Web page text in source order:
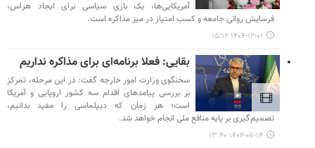
آمریکایی‌ها، یک بازی سیاسی برای ایجاد هراس،
فرسایش روانی جامعه و کسب امتیاز در میز مذاکره است.
۱۴۰۴-۱۲-۰۱ ۱۵:۱۲
بقایی: فعلا برنامه‌ای برای مذاکره نداریم
سخنگوی وزارت امور خارجه گفت: در این مرحله، تمرکز
بر بررسی پیامدهای اقدام سه کشور اروپایی و آمریکا
است؛ هر زمان که دیپلماسی را مفید بدانیم،
تصمیم‌گیری بر پایه منافع ملی انجام خواهد شد.
۱۴۰۴-۰۷-۱۴ ۱۳:۴۰